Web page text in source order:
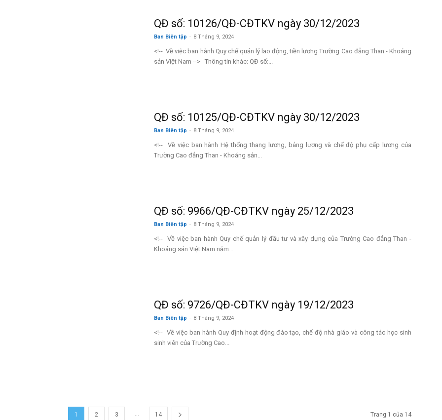
QĐ số: 10126/QĐ-CĐTKV ngày 30/12/2023
Ban Biên tập - 8 Tháng 9, 2024
<!-- Về việc ban hành Quy chế quản lý lao động, tiền lương Trường Cao đẳng Than - Khoáng
sản Việt Nam --> Thông tin khác: QĐ số:...
QĐ số: 10125/QĐ-CĐTKV ngày 30/12/2023
Ban Biên tập - 8 Tháng 9, 2024
<!-- Về việc ban hành Hệ thống thang lương, bảng lương và chế độ phụ cấp lương của
Trường Cao đẳng Than - Khoáng sản...
QĐ số: 9966/QĐ-CĐTKV ngày 25/12/2023
Ban Biên tập - 8 Tháng 9, 2024
<!-- Về việc ban hành Quy chế quản lý đầu tư và xây dựng của Trường Cao đẳng Than -
Khoáng sản Việt Nam năm...
QĐ số: 9726/QĐ-CĐTKV ngày 19/12/2023
Ban Biên tập - 8 Tháng 9, 2024
<!-- Về việc ban hành Quy định hoạt động đào tạo, chế độ nhà giáo và công tác học sinh
sinh viên của Trường Cao...
1 2 3 ... 14 Trang 1 của 14